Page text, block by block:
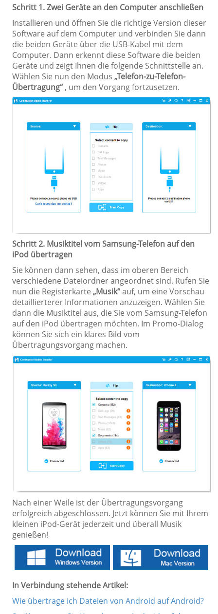
Schritt 1. Zwei Geräte an den Computer anschließen
Installieren und öffnen Sie die richtige Version dieser
Software auf dem Computer und verbinden Sie dann
die beiden Geräte über die USB-Kabel mit dem
Computer. Dann erkennt diese Software die beiden
Geräte und zeigt Ihnen die folgende Schnittstelle an.
Wählen Sie nun den Modus „Telefon-zu-Telefon-
Übertragung“ , um den Vorgang fortzusetzen.
Schritt 2. Musiktitel vom Samsung-Telefon auf den
iPod übertragen
Sie können dann sehen, dass im oberen Bereich
verschiedene Dateiordner angeordnet sind. Rufen Sie
nun die Registerkarte „Musik“auf, um eine Vorschau
detaillierterer Informationen anzuzeigen. Wählen Sie
dann die Musiktitel aus, die Sie vom Samsung-Telefon
auf den iPod übertragen möchten. Im Promo-Dialog
können Sie sich ein klares Bild vom
Übertragungsvorgang machen.
Nach einer Weile ist der Übertragungsvorgang
erfolgreich abgeschlossen. Jetzt können Sie mit Ihrem
kleinen iPod-Gerät jederzeit und überall Musik
genießen!
In Verbindung stehende Artikel:
Wie übertrage ich Dateien von Android auf Android?